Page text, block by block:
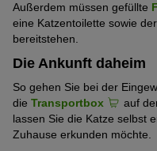
Außerdem müssen gefüllte
eine Katzentoilette sowie
bereitstehen.
Die Ankunft daheim
So gehen Sie bei der
die Transportbox
auf
lassen Sie die Katze selbst
Zuhause erkunden möchte.